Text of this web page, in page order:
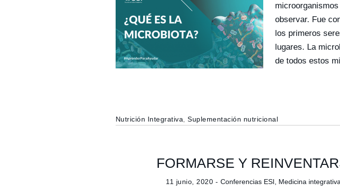
observar. Fue
los primeros
lugares. La
de todos estos
Nutrición Integrativa Suplementación nutricional
FORMARSE Y
11 junio, 2020 - Conferencias ESI Medicina integrativa